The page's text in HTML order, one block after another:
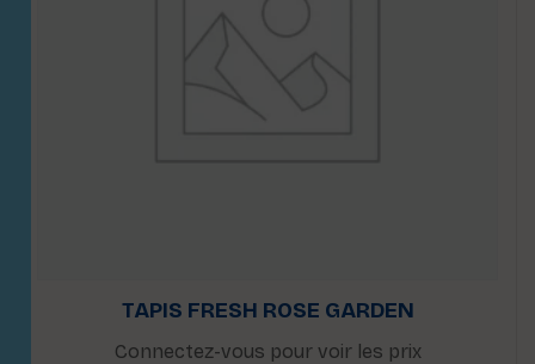
TAPIS FRESH ROSE GARDEN
Connectez-vous pour voir les prix